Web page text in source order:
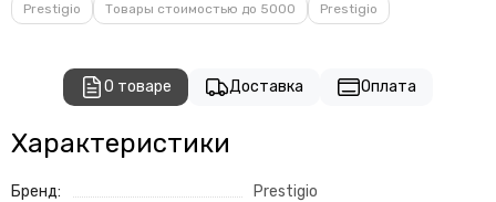
Prestigio Товары стоимостью до 5000 Prestigio
О товаре Доставка Оплата
Характеристики
Бренд: Prestigio